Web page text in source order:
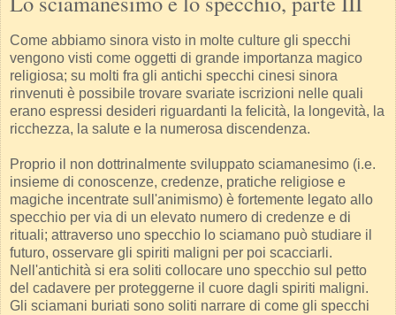
Come abbiamo sinora visto in molte culture gli specchi
vengono visti come oggetti di grande importanza magico
religiosa; su molti fra gli antichi specchi cinesi sinora
rinvenuti è possibile trovare svariate iscrizioni nelle quali
erano espressi desideri riguardanti la felicità, la longevità, la
ricchezza, la salute e la numerosa discendenza.
Proprio il non dottrinalmente sviluppato sciamanesimo (i.e.
insieme di conoscenze, credenze, pratiche religiose e
magiche incentrate sull'animismo) è fortemente legato allo
specchio per via di un elevato numero di credenze e di
rituali; attraverso uno specchio lo sciamano può studiare il
futuro, osservare gli spiriti maligni per poi scacciarli.
Nell'antichità si era soliti collocare uno specchio sul petto
del cadavere per proteggerne il cuore dagli spiriti maligni.
Gli sciamani buriati sono soliti narrare di come gli specchi